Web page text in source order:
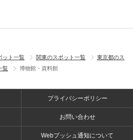
ット一覧 関東のスポット一覧
東京都のス
覧 博物館・資料館
プライバシーポリシー
お問い合わせ
Webプッシュ通知について